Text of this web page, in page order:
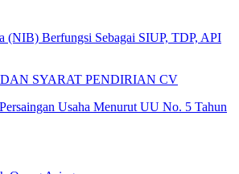
(NIB) Berfungsi Sebagai SIUP, TDP, API
SYARAT PENDIRIAN CV
Usaha Menurut UU No. 5 Tahun